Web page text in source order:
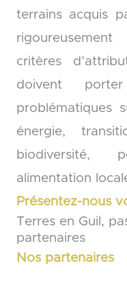
terrains acquis
critères
doivent
problématiques
énergie,
biodiversité,
alimentation
Présentez-nous
Terres en Guil,
partenaires
Nos partenaires